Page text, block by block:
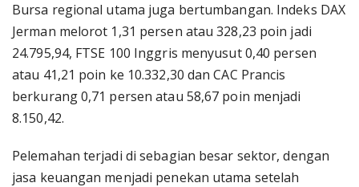
Bursa regional utama juga bertumbangan. Indeks DAX
Jerman melorot 1,31 persen atau 328,23 poin jadi
24.795,94, FTSE 100 Inggris menyusut 0,40 persen
atau 41,21 poin ke 10.332,30 dan CAC Prancis
berkurang 0,71 persen atau 58,67 poin menjadi
8.150,42.
Pelemahan terjadi di sebagian besar sektor, dengan
jasa keuangan menjadi penekan utama setelah